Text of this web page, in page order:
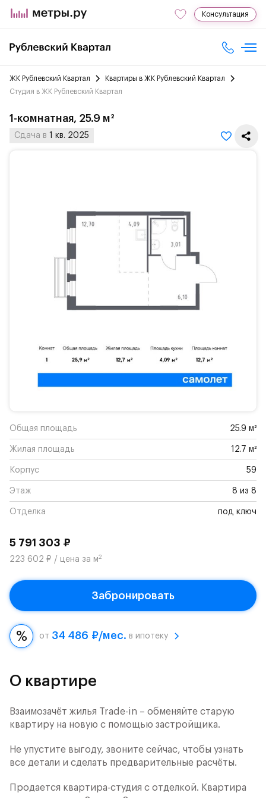
Консультация
ЖК Рублевский Квартал
Квартиры в ЖК Рублевский Квартал
Студия в ЖК Рублевский Квартал
1-комнатная, 25.9 м²
Сдача в 1 кв. 2025
Общая площадь 25.9 м²
Жилая площадь 12.7 м²
Корпус 59
Этаж 8 из 8
Отделка под ключ
5 791 303 ₽
223 602 ₽ / цена за м2
Забронировать
от 34 486 ₽/мес. в ипотеку
О квартире
Взаимозачёт жилья Trade-in – обменяйте старую
квартиру на новую с помощью застройщика.
Не упустите выгоду, звоните сейчас, чтобы узнать
все детали и сделать предварительные расчёты.
Продается квартира-студия с отделкой. Квартира